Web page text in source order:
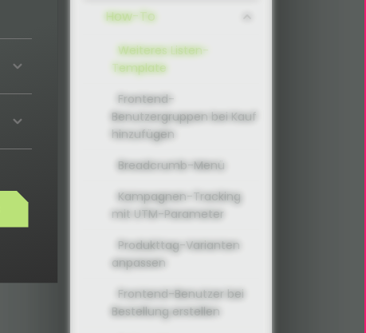
How-To
Weiteres Listen-
Template
Frontend-
Benutzergruppen bei Kauf
hinzufügen
Breadcrumb-Menü
Kampagnen-Tracking
mit UTM-Parameter
Produkttag-Varianten
anpassen
Frontend-Benutzer bei
Bestellung erstellen